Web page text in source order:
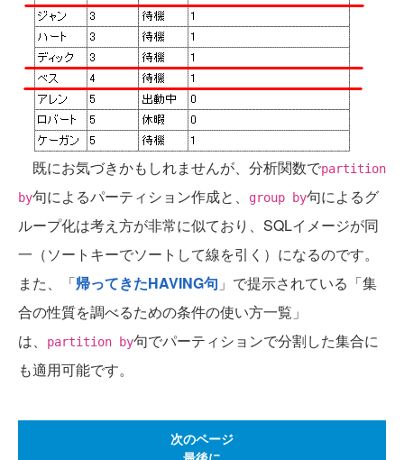
既にお気づきかもしれませんが、分析関数でpartition
by句によるパーティション作成と、 group by句によるグ
ループ化は考え方が非常に似ており、SQLイメージが同
一（ソートキーでソートして線を引く）になるのです。
また、「帰ってきたHAVING句 」で提示されている「集
合の性質を調べるための条件の使い方一覧」
は、
partition by句でパーティションで分割した集合に
も適用可能です。
次のページ